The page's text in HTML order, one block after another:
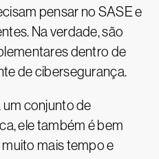
pensar no SASE e
Na verdade, são
dentro de
de cibersegurança.
conjunto de
ele também é bem
mais tempo e